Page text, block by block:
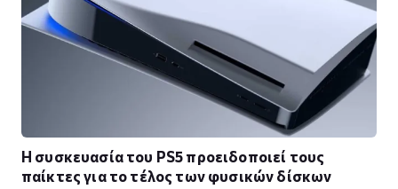
Η συσκευασία του PS5 προειδοποιεί τους
παίκτες για το τέλος των φυσικών δίσκων